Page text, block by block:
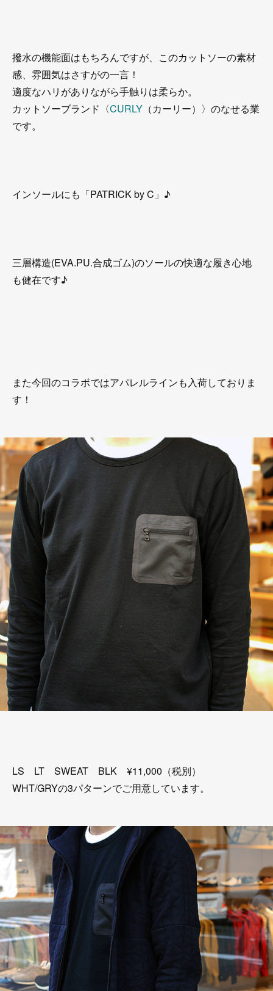
撥水の機能面はもちろんですが、このカットソーの素材
感、雰囲気はさすがの一言！
適度なハリがありながら手触りは柔らか。
カットソーブランド〈CURLY （カーリー）〉のなせる業
です。
インソールにも「PATRICK by C」♪
三層構造(EVA.PU.合成ゴム)のソールの快適な履き心地
も健在です♪
また今回のコラボではアパレルラインも入荷しておりま
す！
LS LT SWEAT BLK ¥11,000（税別）
WHT/GRYの3パターンでご用意しています。